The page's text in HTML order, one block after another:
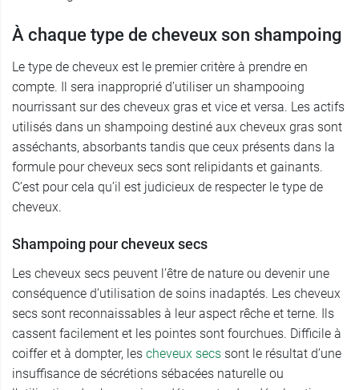
À chaque type de cheveux son shampoing
Le type de cheveux est le premier critère à prendre en
compte. Il sera inapproprié d’utiliser un shampooing
nourrissant sur des cheveux gras et vice et versa. Les actifs
utilisés dans un shampoing destiné aux cheveux gras sont
asséchants, absorbants tandis que ceux présents dans la
formule pour cheveux secs sont relipidants et gainants.
C’est pour cela qu’il est judicieux de respecter le type de
cheveux.
Shampoing pour cheveux secs
Les cheveux secs peuvent l’être de nature ou devenir une
conséquence d’utilisation de soins inadaptés. Les cheveux
secs sont reconnaissables à leur aspect rêche et terne. Ils
cassent facilement et les pointes sont fourchues. Difficile à
coiffer et à dompter, les cheveux secs sont le résultat d’une
insuffisance de sécrétions sébacées naturelle ou